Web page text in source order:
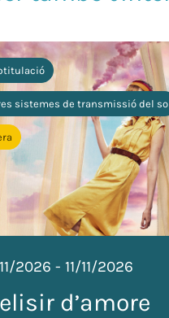
sistemes de transmissió del so
2026 - 11/11/2026
d’amore